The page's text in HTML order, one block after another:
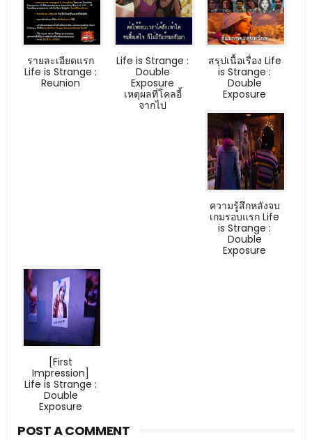
รายละเอียดแรก
Life is Strange :
Reunion
Life is Strange :
Double
Exposure
เหตุผลที่โคลอี้
จากไป
สรุปเนื้อเรื่อง Life
is Strange :
Double
Exposure
ความรู้สึกหลังจบ
เกมรอบแรก Life
is Strange :
Double
Exposure
[First
Impression]
Life is Strange :
Double
Exposure
POST A COMMENT